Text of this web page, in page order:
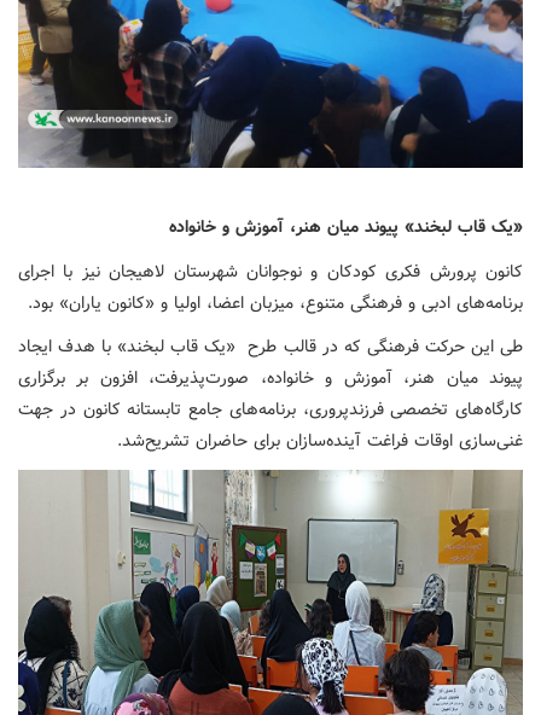
«یک قاب لبخند» پیوند میان هنر، آموزش و خانواده
کانون پرورش فکری کودکان و نوجوانان شهرستان لاهیجان نیز با اجرای
برنامه‌های ادبی و فرهنگی متنوع، میزبان اعضا، اولیا و «کانون یاران» بود.
طی این حرکت فرهنگی که در قالب طرح «یک قاب لبخند» با هدف ایجاد
پیوند میان هنر، آموزش و خانواده، صورت‌پذیرفت، افزون بر برگزاری
کارگاه‌های تخصصی فرزندپروری، برنامه‌های جامع تابستانه کانون در جهت
غنی‌سازی اوقات فراغت آینده‌سازان برای حاضران تشریح‌شد.